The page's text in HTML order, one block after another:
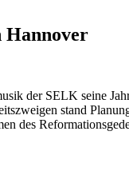
der SELK seine
stand
des